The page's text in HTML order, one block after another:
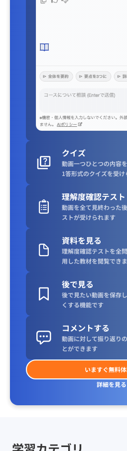
クイズ
動画一つひとつの内容
1答形式のクイズを受け
理解度確認テスト
動画を全て見終わった
ストが受けられます
資料を見る
理解度確認テストを全
用した教材を閲覧でき
後で見る
後で見たい動画を保存
くする機能です
コメントする
動画に対して振り返り
とができます
いますぐ無料
詳細を見る